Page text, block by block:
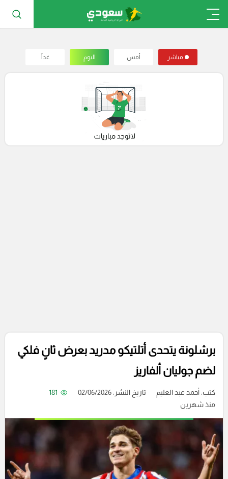
مباشر أمس اليوم غداً
برشلونة يتحدى أتلتيكو مدريد بعرض ثانٍ فلكي
لضم جوليان ألفاريز
كتب:أحمد عبد العليم تاريخ النشر: 02/06/2026
181
منذ شهرين